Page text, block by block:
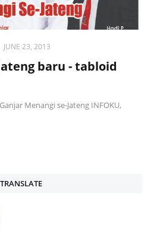
JUNE 23, 2013
baru - tabloid
Menangi se-Jateng INFOKU,
TRANSLATE